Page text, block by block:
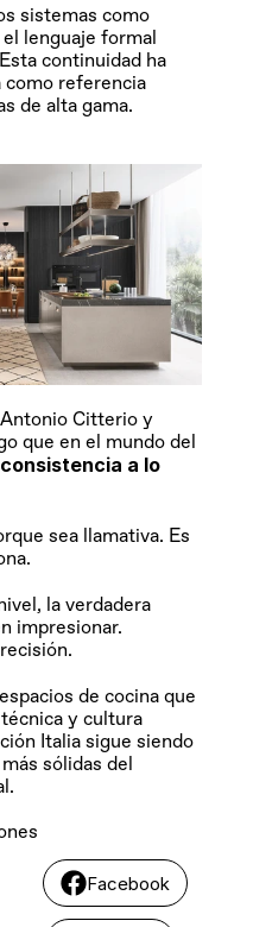
sistemas como
lenguaje formal
continuidad ha
como referencia
de alta gama.
Citterio y
que en el mundo del
consistencia a lo
sea llamativa. Es
la verdadera
impresionar.
de cocina que
y cultura
Italia sigue siendo
sólidas del
Facebook